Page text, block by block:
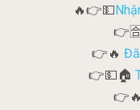
🔥👉💵
👉🈴
👉🔥
👉💵🏠
👉🔥